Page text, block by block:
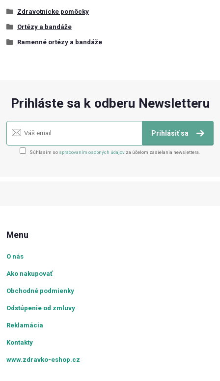
Zdravotnícke pomôcky
Ortézy a bandáže
Ramenné ortézy a bandáže
Prihláste sa k odberu Newsletteru
Prihlásiť sa
Súhlasím so spracovaním osobných údajov za účelom zasielania newslettera.
Menu
O nás
Ako nakupovať
Obchodné podmienky
Odstúpenie od zmluvy
Reklamácia
Kontakty
www.zdravko-eshop.cz